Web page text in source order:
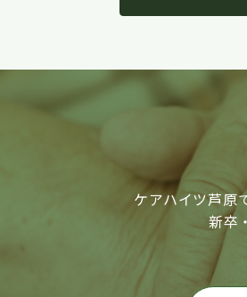
ケアハイツ芦原
新卒